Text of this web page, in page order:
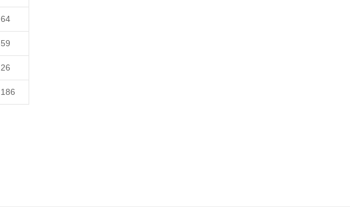
64
59
26
186